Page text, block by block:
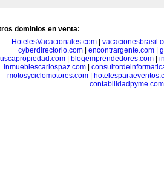
dominios en venta:
HotelesVacacionales.com|
cyberdirectorio.com| encontrargente.com|
| blogemprendedores.com|
inmueblescarlospaz.com|
motosyciclomotores.com|
contabilidadpyme.com